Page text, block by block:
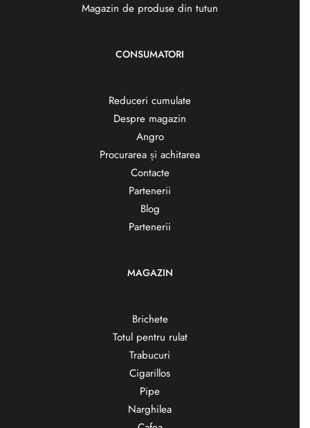
Magazin de produse din tutun
CONSUMATORI
Reduceri cumulate
Despre magazin
Angro
Procurarea și achitarea
Contacte
Partenerii
Blog
Partenerii
MAGAZIN
Brichete
Totul pentru rulat
Trabucuri
Cigarillos
Pipe
Narghilea